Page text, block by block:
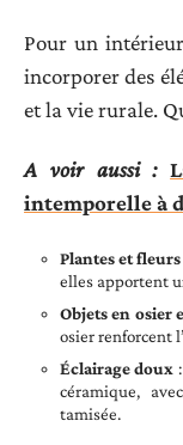
Pour un
incorporer des
et la vie rurale.
A voir aussi :
intemporelle à
Plantes et fleurs
elles apportent
Objets en osier
osier renforcent
Éclairage doux
céramique,
tamisée.